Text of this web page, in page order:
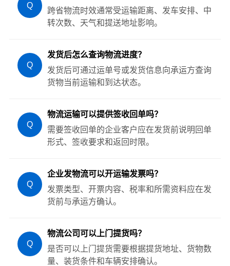
Q
跨省物流时效通常受运输距离、发车安排、中
转次数、天气和提送地址影响。
Q
发货后怎么查询物流进度？
发货后可通过运单号或发货信息向承运方查询
货物当前运输和到达状态。
Q
物流运输可以提供签收回单吗？
需要签收回单的企业客户应在发货前说明回单
形式、签收要求和返回时限。
Q
企业发物流可以开运输发票吗？
发票类型、开票内容、税率和所需资料应在发
货前与承运方确认。
Q
物流公司可以上门提货吗？
是否可以上门提货需要根据提货地址、货物数
量、装货条件和车辆安排确认。